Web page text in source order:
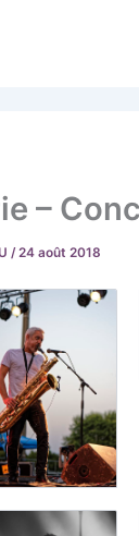
–
/24 août 2018